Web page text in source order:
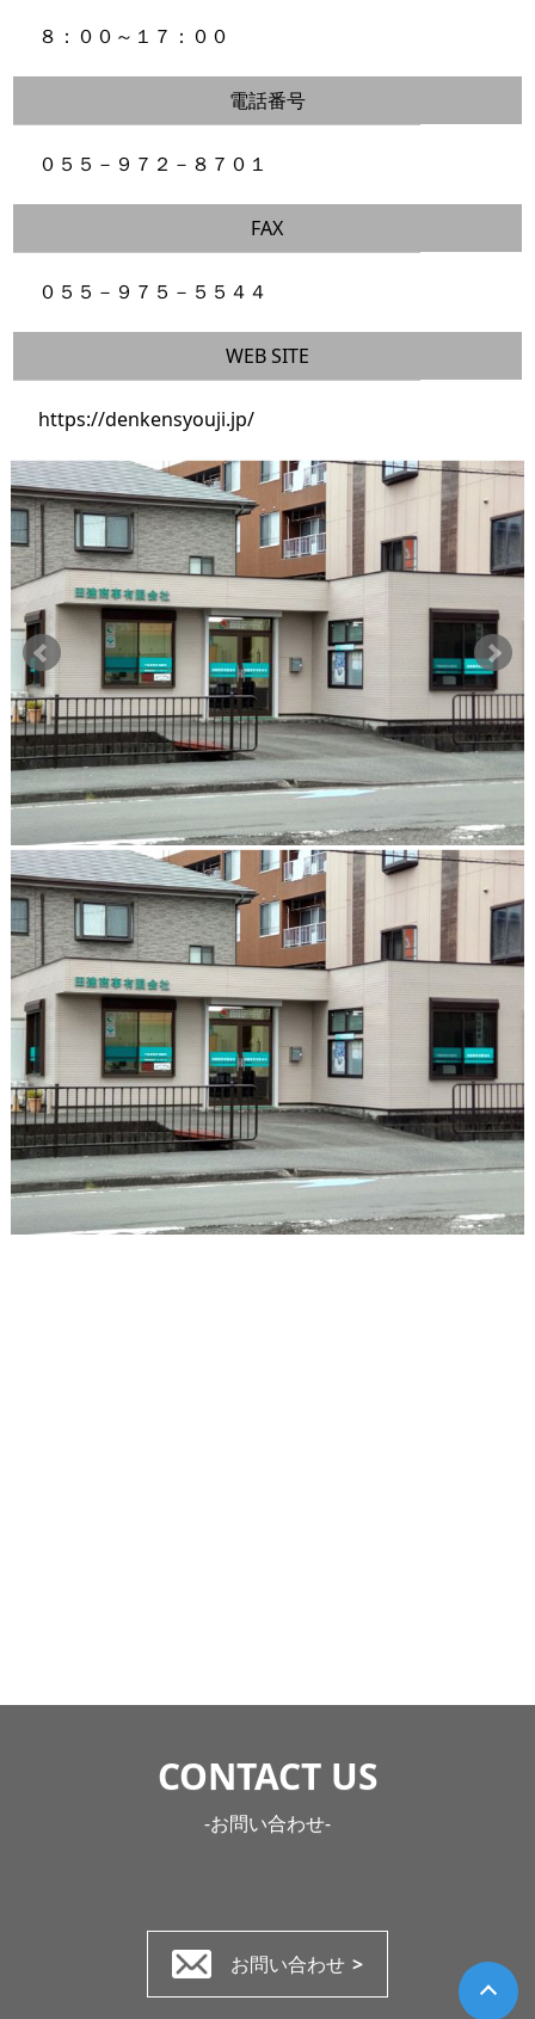
８：００～１７：００
電話番号
０５５－９７２－８７０１
FAX
０５５－９７５－５５４４
WEB SITE
https://denkensyouji.jp/
CONTACT US
-お問い合わせ-
お問い合わせ